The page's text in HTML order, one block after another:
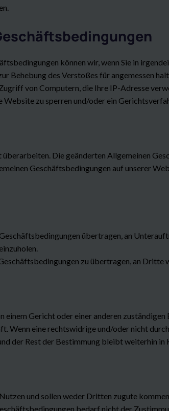
können wir, wenn Sie in
Behebung des Verstoßes für angemessen
von Computern, die Ihre IP-Adresse
zu sperren und/oder ein
Die geänderten Allgemeinen
Geschäftsbedingungen auf unserer
übertragen, an
zu übertragen, an
Gericht oder einer anderen
Wenn eine rechtswidrige und/oder nicht
der Rest der Bestimmung bleibt weiterhin in
und sollen weder Dritten zugute
bedarf nicht der